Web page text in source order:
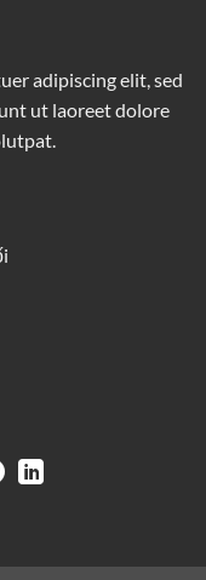
adipiscing elit, sed
ut laoreet dolore